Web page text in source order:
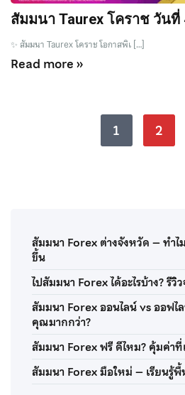
สัมมนา Taurex โคราช วันที่
✨ สัมมนา Taurex โคราช โอกาสพิเ […]
Read more »
1 2
สัมมนา Forex ต่างจังหวัด – ทำไ
ขึ้น
ไปสัมมนา Forex ได้อะไรบ้าง? รีวิ
สัมมนา Forex ออนไลน์ vs ออฟ
คุณมากกว่า?
สัมมนา Forex ฟรี ดีไหม? คุ้มค่าที่
สัมมนา Forex มือใหม่ – เรียนรู้พื้